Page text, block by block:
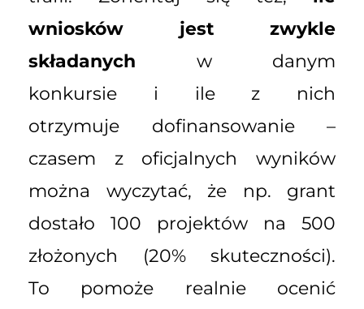
wniosków jest zwykle
składanych w danym
konkursie i ile z nich
otrzymuje dofinansowanie –
czasem z oficjalnych wyników
można wyczytać, że np. grant
dostało 100 projektów na 500
złożonych (20% skuteczności).
To pomoże realnie ocenić